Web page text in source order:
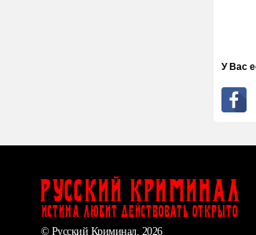
У Вас
Русский Криминал
ИСТИНА ЛЮБИТ ДЕЙСТВОВАТЬ ОТКРЫТО
© Русский Криминал, 2026